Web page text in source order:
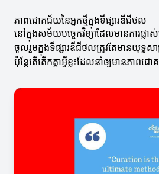
ភាពជោគជ័យនៃអ្នកថ្មីក្នុងទីផ្សារឌីជីថល
នៅក្នុងសម័យបច្ចេកវិទ្យាដែលមានការផ្លា
ចូលរួមក្នុងទីផ្សារឌីជីថលត្រូវតែមានយុទ្ធស
ប៉ុន្តែតើតើកត្តាអ្វីខ្លះដែលនាំឲ្យមានភាពជ